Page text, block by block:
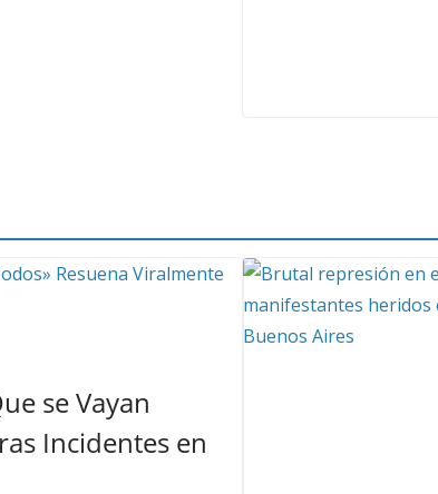
se Vayan
Incidentes en